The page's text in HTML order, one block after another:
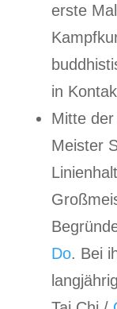
erste
in
Mitte
Meister
Do. Bei